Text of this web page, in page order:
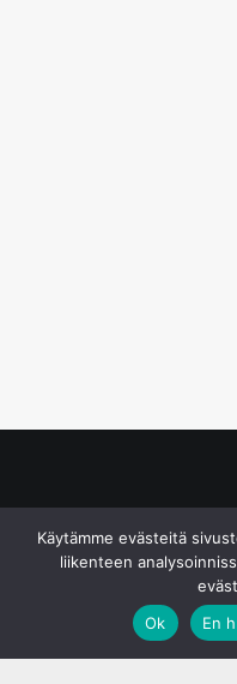
Käytämme evästeitä
liikenteen
Ok
En